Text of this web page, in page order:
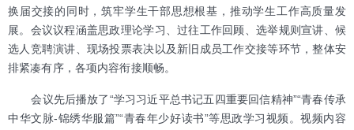
换届交接的同时，筑牢学生干部思想根基，推动学生工作高质量发
展。会议议程涵盖思政理论学习、过往工作回顾、选举规则宣讲、候
选人竞聘演讲、现场投票表决以及新旧成员工作交接等环节，整体安
排紧凑有序，各项内容衔接顺畅。
会议先后播放了“学习习近平总书记五四重要回信精神”“青春传承
中华文脉-锦绣华服篇”“青春年少好读书”等思政学习视频。视频内容